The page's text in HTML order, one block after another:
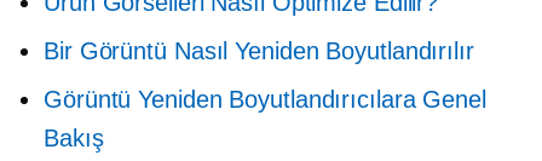
Bir Görüntü Nasıl Yeniden Boyutlandırılır
Görüntü Yeniden Boyutlandırıcılara Genel
Bakış